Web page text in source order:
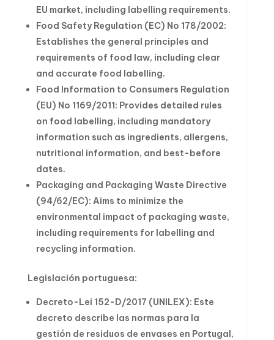
EU market, including labelling requirements.
Food Safety Regulation (EC) No 178/2002:
Establishes the general principles and
requirements of food law, including clear
and accurate food labelling.
Food Information to Consumers Regulation
(EU) No 1169/2011: Provides detailed rules
on food labelling, including mandatory
information such as ingredients, allergens,
nutritional information, and best-before
dates.
Packaging and Packaging Waste Directive
(94/62/EC): Aims to minimize the
environmental impact of packaging waste,
including requirements for labelling and
recycling information.
Legislación portuguesa:
Decreto-Lei 152-D/2017 (UNILEX): Este
decreto describe las normas para la
gestión de residuos de envases en Portugal,